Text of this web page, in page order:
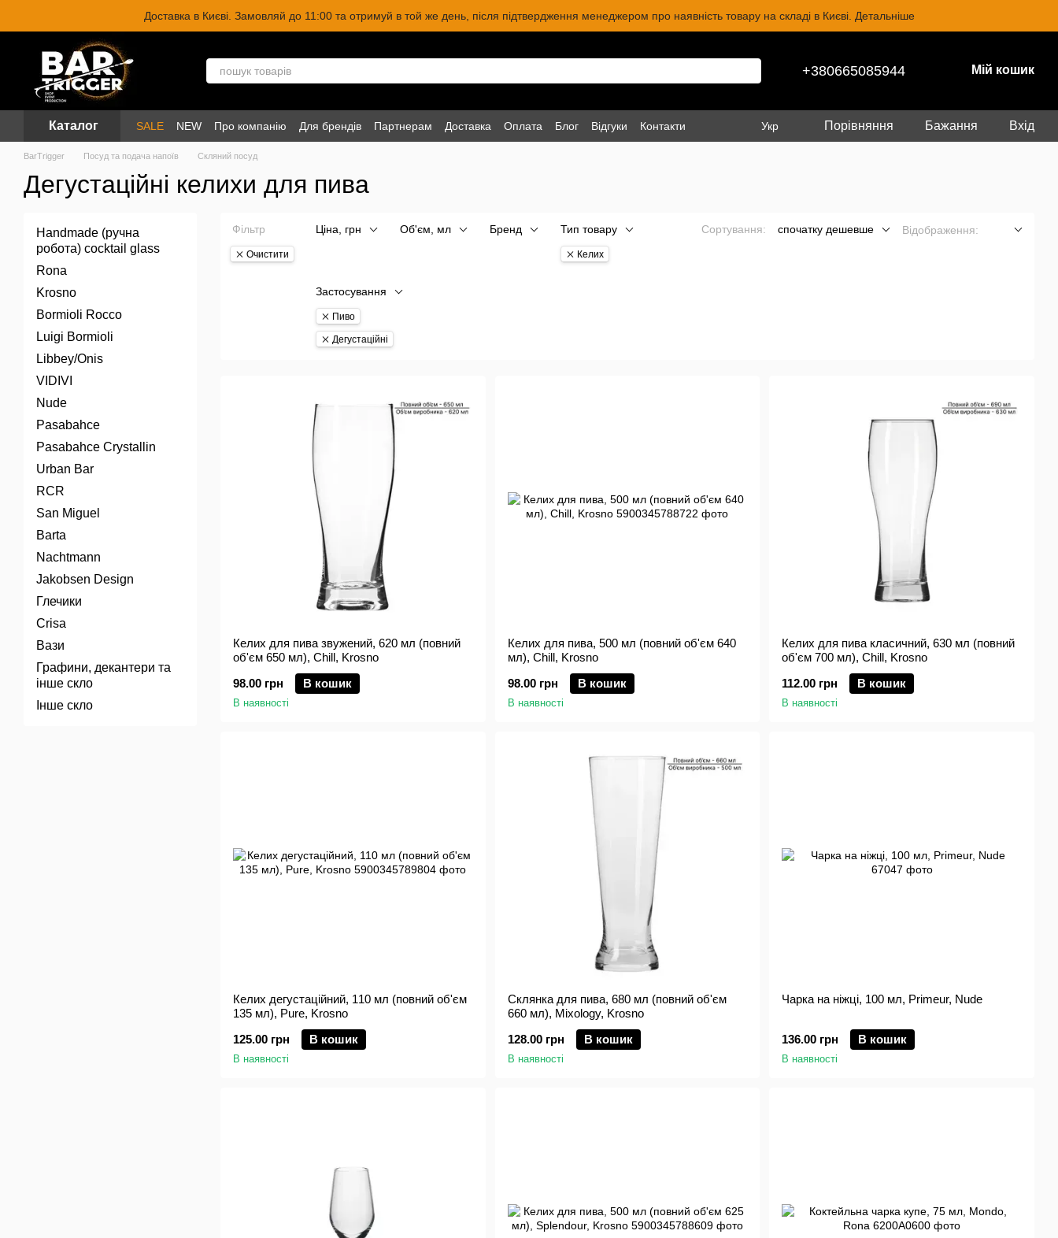
Перейти до основного контентуДоставка в Києві. Замовляй до 11:00 та отримуй в той же день, після підтвердження менеджером про наявність товару на складі в Києві. Детальніше
+380665085944 Мій кошик
Каталог SALE NEW Про компанію Для брендів Партнерам Доставка Оплата Блог Відгуки Контакти Укр Порівняння Бажання Вхід
BarTrigger Посуд та подача напоїв Скляний посуд
Дегустаційні келихи для пива
Фільтр
Очистити
Ціна, грн Об'єм, мл Бренд Тип товару
Келих
Застосування
Пиво
Дегустаційні
Сортування: спочатку дешевше Відображення:
Келих для пива звужений, 620 мл (повний
об'єм 650 мл), Chill, Krosno
98.00 грн
В кошик
В наявності
Келих для пива, 500 мл (повний об'єм 640
мл), Chill, Krosno
98.00 грн
В кошик
В наявності
Келих для пива класичний, 630 мл (повний
об'єм 700 мл), Chill, Krosno
112.00 грн
В кошик
В наявності
Келих дегустаційний, 110 мл (повний об'єм
135 мл), Pure, Krosno
125.00 грн
В кошик
В наявності
Склянка для пива, 680 мл (повний об'єм
660 мл), Mixology, Krosno
128.00 грн
В кошик
В наявності
Чарка на ніжці, 100 мл, Primeur, Nude
136.00 грн В кошик
В наявності
Handmade (ручна
робота) cocktail glass
Rona
Krosno
Bormioli Rocco
Luigi Bormioli
Libbey/Onis
VIDIVI
Nude
Pasabahce
Pasabahce Crystallin
Urban Bar
RCR
San Miguel
Barta
Nachtmann
Jakobsen Design
Глечики
Crisa
Вази
Графини, декантери та
інше скло
Інше скло